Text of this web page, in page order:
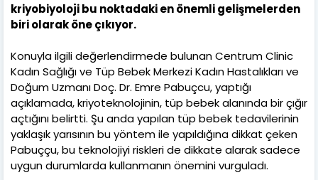
kriyobiyoloji bu noktadaki en önemli gelişmelerden
biri olarak öne çıkıyor.
Konuyla ilgili değerlendirmede bulunan Centrum Clinic
Kadın Sağlığı ve Tüp Bebek Merkezi Kadın Hastalıkları ve
Doğum Uzmanı Doç. Dr. Emre Pabuçcu, yaptığı
açıklamada, kriyoteknolojinin, tüp bebek alanında bir çığır
açtığını belirtti. Şu anda yapılan tüp bebek tedavilerinin
yaklaşık yarısının bu yöntem ile yapıldığına dikkat çeken
Pabuççu, bu teknolojiyi riskleri de dikkate alarak sadece
uygun durumlarda kullanmanın önemini vurguladı.